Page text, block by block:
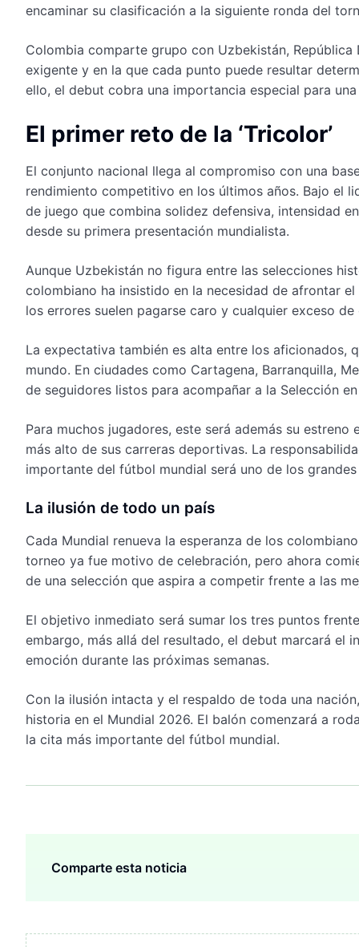
encaminar su clasificación a la siguiente ronda del
Colombia comparte grupo con Uzbekistán,
exigente y en la que cada punto puede resultar
ello, el debut cobra una importancia especial para
El primer reto de la ‘Tricolor’
El conjunto nacional llega al compromiso con una
rendimiento competitivo en los últimos años. Bajo el
de juego que combina solidez defensiva, intensidad
desde su primera presentación mundialista.
Aunque Uzbekistán no figura entre las selecciones
colombiano ha insistido en la necesidad de afrontar
los errores suelen pagarse caro y cualquier exceso
La expectativa también es alta entre los aficionados,
mundo. En ciudades como Cartagena, Barranquilla,
de seguidores listos para acompañar a la Selección
Para muchos jugadores, este será además su estreno
más alto de sus carreras deportivas. La
importante del fútbol mundial será uno de los
La ilusión de todo un país
Cada Mundial renueva la esperanza de los
torneo ya fue motivo de celebración, pero ahora
de una selección que aspira a competir frente a las
El objetivo inmediato será sumar los tres puntos
embargo, más allá del resultado, el debut marcará el
emoción durante las próximas semanas.
Con la ilusión intacta y el respaldo de toda una
historia en el Mundial 2026. El balón comenzará a
la cita más importante del fútbol mundial.
Comparte esta noticia